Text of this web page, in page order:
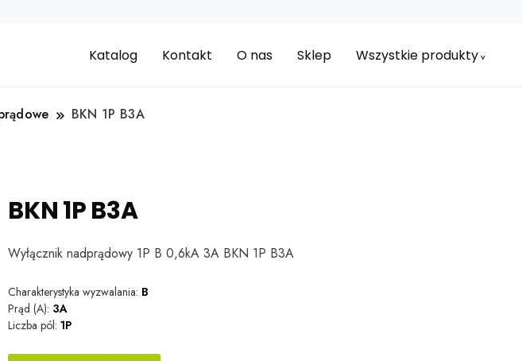
Katalog Kontakt O nas Sklep Wszystkie produkty
BKN 1P B3A
BKN 1P B3A
Wyłącznik nadprądowy 1P B 0,6kA 3A BKN 1P B3A
Charakterystyka wyzwalania: B
Prąd (A): 3A
Liczba pól: 1P